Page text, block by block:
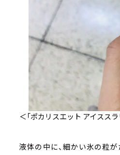
＜「ポカリスエット アイスス
液体の中に、細かい氷の粒